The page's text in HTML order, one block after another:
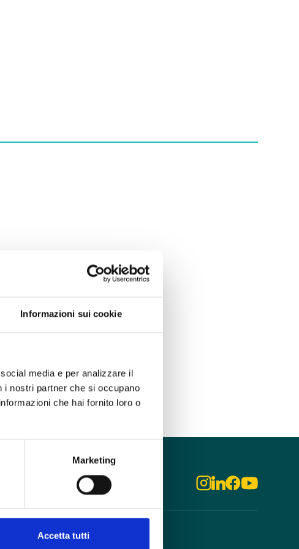
Informazioni sui cookie
media e per analizzare il
i nostri partner che si occupano
che hai fornito loro o
Marketing
Accetta tutti